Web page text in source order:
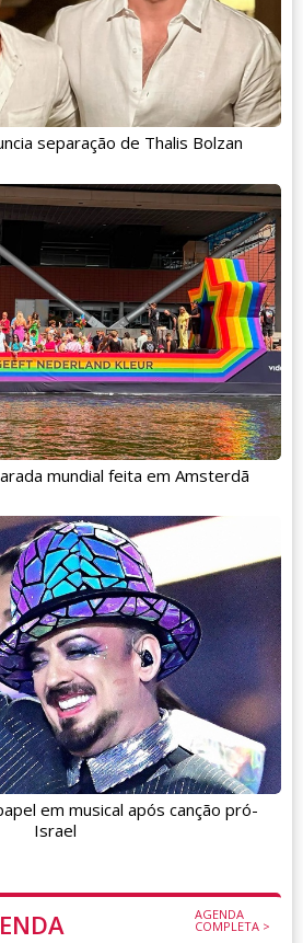
AGENDA
COMPLETA >
separação de Thalis Bolzan
mundial feita em Amsterdã
em musical após canção pró-
Israel